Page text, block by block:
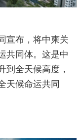
布，将中柬关
共同体。这是中
到全天候高度，
天候命运共同